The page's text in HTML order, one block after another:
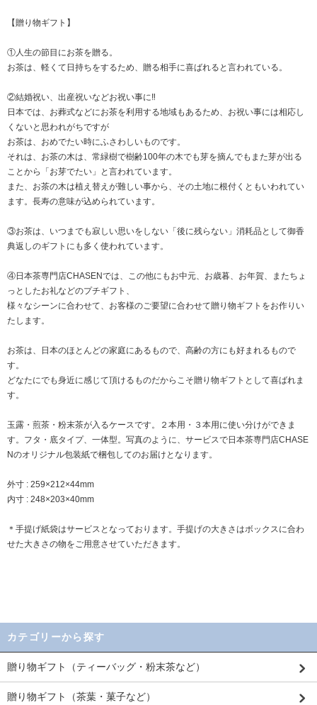
【贈り物ギフト】
①人生の節目にお茶を贈る。
お茶は、軽くて日持ちをするため、贈る相手に喜ばれると言われている。
②結婚祝い、出産祝いなどお祝い事に‼
日本では、お葬式などにお茶を利用する地域もあるため、お祝い事には相応し
くないと思われがちですが
お茶は、おめでたい時にふさわしいものです。
それは、お茶の木は、常緑樹で樹齢100年の木でも芽を摘んでもまた芽が出る
ことから「お芽でたい」と言われています。
また、お茶の木は植え替えが難しい事から、その土地に根付くともいわれてい
ます。長寿の意味が込められています。
③お茶は、いつまでも寂しい思いをしない「後に残らない」消耗品として御香
典返しのギフトにも多く使われています。
④日本茶専門店CHASENでは、この他にもお中元、お歳暮、お年賀、またちょ
っとしたお礼などのプチギフト、
様々なシーンに合わせて、お客様のご要望に合わせて贈り物ギフトをお作りい
たします。
お茶は、日本のほとんどの家庭にあるもので、高齢の方にも好まれるもので
す。
どなたにでも身近に感じて頂けるものだからこそ贈り物ギフトとして喜ばれま
す。
玉露・煎茶・粉末茶が入るケースです。２本用・３本用に使い分けができま
す。フタ・底タイプ、一体型。写真のように、サービスで日本茶専門店CHASE
Nのオリジナル包装紙で梱包してのお届けとなります。
外寸 : 259×212×44mm
内寸 : 248×203×40mm
＊手提げ紙袋はサービスとなっております。手提げの大きさはボックスに合わ
せた大きさの物をご用意させていただきます。
カテゴリーから探す
贈り物ギフト（ティーバッグ・粉末茶など）
贈り物ギフト（茶葉・菓子など）